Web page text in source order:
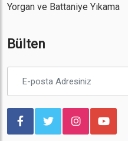
Yorgan ve Battaniye Yıkama
Bülten